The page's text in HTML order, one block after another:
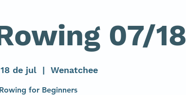
07/18
de jul
  |
Wenatchee
Rowing for Beginners